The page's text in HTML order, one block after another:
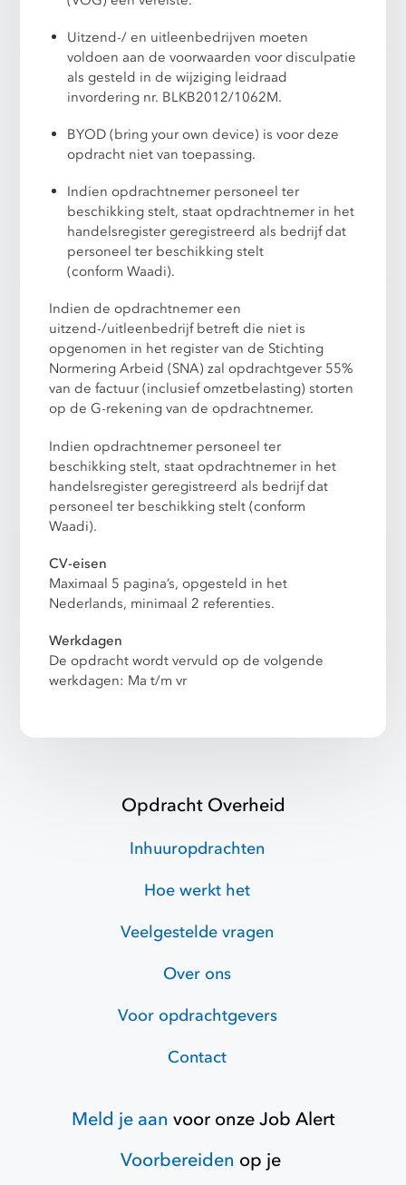
Uitzend-/ en uitleenbedrijven moeten
voldoen aan de voorwaarden voor disculpatie
als gesteld in de wijziging leidraad
invordering nr. BLKB2012/1062M.
BYOD (bring your own device) is voor deze
opdracht niet van toepassing.
Indien opdrachtnemer personeel ter
beschikking stelt, staat opdrachtnemer in het
handelsregister geregistreerd als bedrijf dat
personeel ter beschikking stelt
(conform Waadi).
Indien de opdrachtnemer een
uitzend-/uitleenbedrijf betreft die niet is
opgenomen in het register van de Stichting
Normering Arbeid (SNA) zal opdrachtgever 55%
van de factuur (inclusief omzetbelasting) storten
op de G-rekening van de opdrachtnemer.
Indien opdrachtnemer personeel ter
beschikking stelt, staat opdrachtnemer in het
handelsregister geregistreerd als bedrijf dat
personeel ter beschikking stelt (conform
Waadi).
CV-eisen
Maximaal 5 pagina’s, opgesteld in het
Nederlands, minimaal 2 referenties.
Werkdagen
De opdracht wordt vervuld op de volgende
werkdagen: Ma t/m vr
Opdracht Overheid
Inhuuropdrachten
Hoe werkt het
Veelgestelde vragen
Over ons
Voor opdrachtgevers
Contact
Meld je aan voor onzeJob Alert
Voorbereiden op je